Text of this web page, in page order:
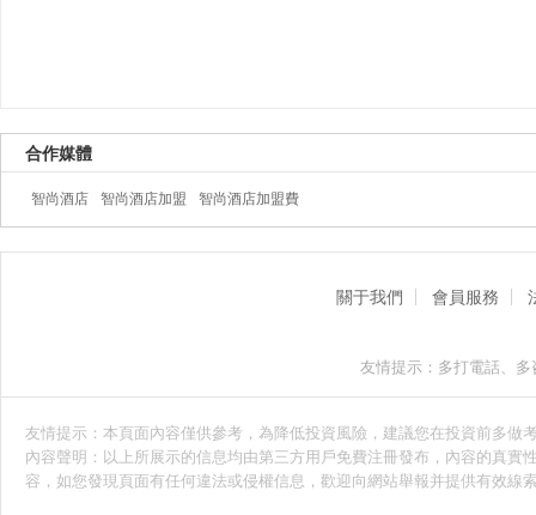
合作媒體
智尚酒店 智尚酒店加盟 智尚酒店加盟費
關于我們 會員服務
友情提示：多打電話、多咨詢
友情提示：本頁面內容僅供參考，為降低投資風險，建議您在投資前多做考
內容聲明：以上所展示的信息均由第三方用戶免費注冊發布，內容的真實
容，如您發現頁面有任何違法或侵權信息，歡迎向網站舉報并提供有效線